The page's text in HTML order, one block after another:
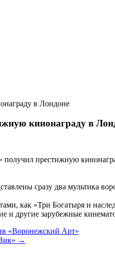
в Лондоне
кинонаграду в
получил престижную
сразу два мультика
как «Три Богатыря и
и другие зарубежные
«Воронежский Арт»
→